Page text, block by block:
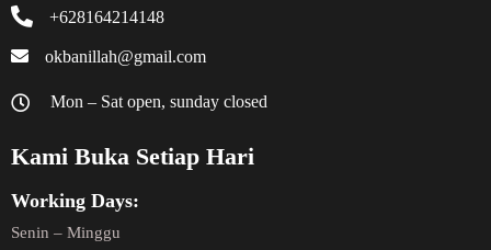
+628164214148
okbanillah@gmail.com
Mon – Sat open, sunday closed
Kami Buka Setiap Hari
Working Days:
Senin – Minggu